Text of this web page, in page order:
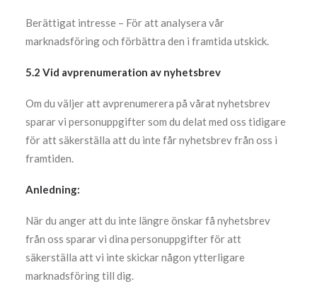
Berättigat intresse – För att analysera vår
marknadsföring och förbättra den i framtida utskick.
5.2 Vid avprenumeration av nyhetsbrev
Om du väljer att avprenumerera på vårat nyhetsbrev
sparar vi personuppgifter som du delat med oss tidigare
för att säkerställa att du inte får nyhetsbrev från oss i
framtiden.
Anledning:
När du anger att du inte längre önskar få nyhetsbrev
från oss sparar vi dina personuppgifter för att
säkerställa att vi inte skickar någon ytterligare
marknadsföring till dig.